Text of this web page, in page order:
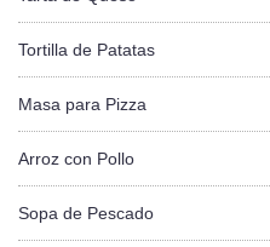
Tortilla de Patatas
Masa para Pizza
Arroz con Pollo
Sopa de Pescado